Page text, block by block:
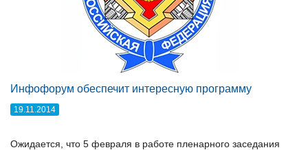
Инфофорум обеспечит интересную программу
19.11.2014
Ожидается, что 5 февраля в работе пленарного заседания